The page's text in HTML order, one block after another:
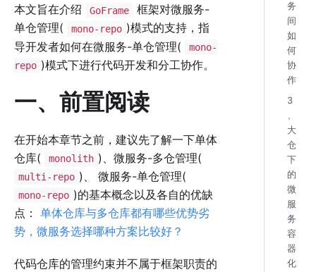
本文旨在介绍 GoFrame
框架对微服务-
单仓管理(
mono-repo )模式的支持，指
导开发者如何在微服务-单仓管理(
mono-
repo )模式下进行代码开发和分工协作。
一、前置阅读
在开始本章节之前，建议先了解一下单体
仓库(
monolith )、微服务-多仓管理(
multi-repo )、 微服务-单仓管理(
mono-repo )的基本概念以及各自的优缺
点： 单体仓库与多仓库都有哪些优势劣
势，微服务选择哪种方案比较好？
代码仓库的管理约束并不属于框架职责的
务
间
如
何
协
作
3
、
大
仓
下
的
微
服
务
容
器
化